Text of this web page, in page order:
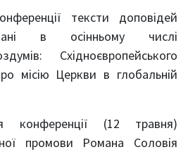
тексти доповідей
в осінньому числі
Східноєвропейського
місію Церкви в глобальній
конференції (12 травня)
промови Романа Соловія